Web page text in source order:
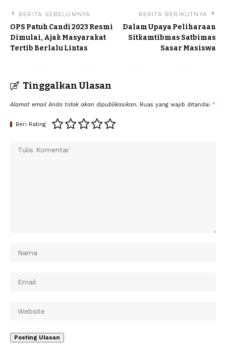
BERITA SEBELUMNYA
OPS Patuh Candi 2023 Resmi
Dimulai, Ajak Masyarakat
Tertib Berlalu Lintas
BERITA BERIKUTNYA
Dalam Upaya Peliharaan
Sitkamtibmas Satbimas
Sasar Masiswa
Tinggalkan Ulasan
Alamat email Anda tidak akan dipublikasikan. Ruas yang wajib ditandai *
Beri Rating